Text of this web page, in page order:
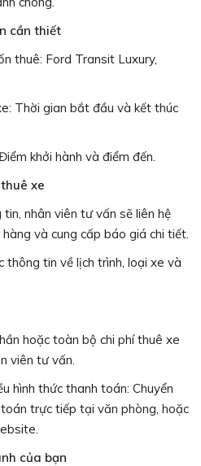
cần thiết
thuê: Ford Transit Luxury,
Thời gian bắt đầu và kết thúc
khởi hành và điểm đến.
xe
nhân viên tư vấn sẽ liên hệ
và cung cấp báo giá chi tiết.
thông tin về lịch trình, loại xe và
hoặc toàn bộ chi phí thuê xe
viên tư vấn.
hình thức thanh toán: Chuyển
trực tiếp tại văn phòng, hoặc
của bạn